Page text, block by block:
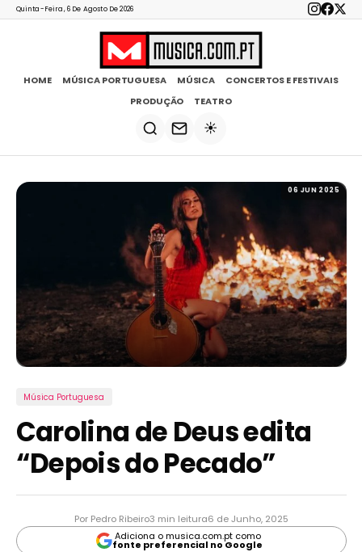
Quinta-Feira, 6 De Agosto De 2026
HOME MÚSICA PORTUGUESA MÚSICA
CONCERTOS E FESTIVAIS
PRODUÇÃO
TEATRO
☀️
06 JUN 2025
Música Portuguesa
Carolina de Deus edita
“Depois do Pecado”
Por Pedro Ribeiro3 min leitura6 de Junho, 2025
Adiciona o musica.com.pt como
fonte preferencial no Google